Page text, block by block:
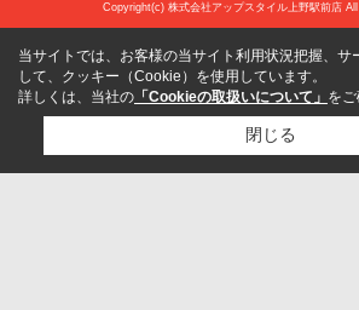
Copyright(c) 株式会社アップスタイル上野駅前店
当サイトでは、お客様の当サイト利用状況把握、サ
して、クッキー（Cookie）を使用しています。
詳しくは、当社の 「Cookieの取扱いについて」 をご
閉じる